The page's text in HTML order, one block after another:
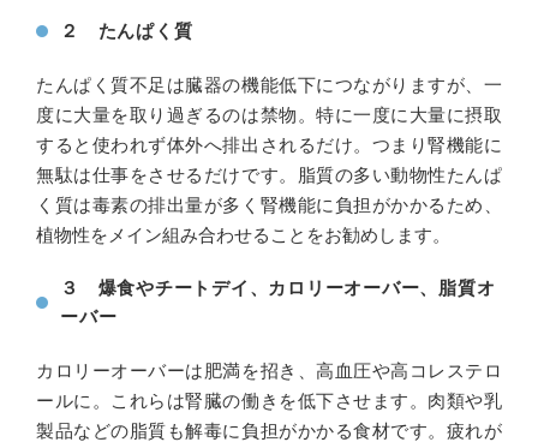
２ たんぱく質
たんぱく質不足は臓器の機能低下につながりますが、一
度に大量を取り過ぎるのは禁物。特に一度に大量に摂取
すると使われず体外へ排出されるだけ。つまり腎機能に
無駄は仕事をさせるだけです。脂質の多い動物性たんぱ
く質は毒素の排出量が多く腎機能に負担がかかるため、
植物性をメイン組み合わせることをお勧めします。
３ 爆食やチートデイ、カロリーオーバー、脂質オ
ーバー
カロリーオーバーは肥満を招き、高血圧や高コレステロ
ールに。これらは腎臓の働きを低下させます。肉類や乳
製品などの脂質も解毒に負担がかかる食材です。疲れが